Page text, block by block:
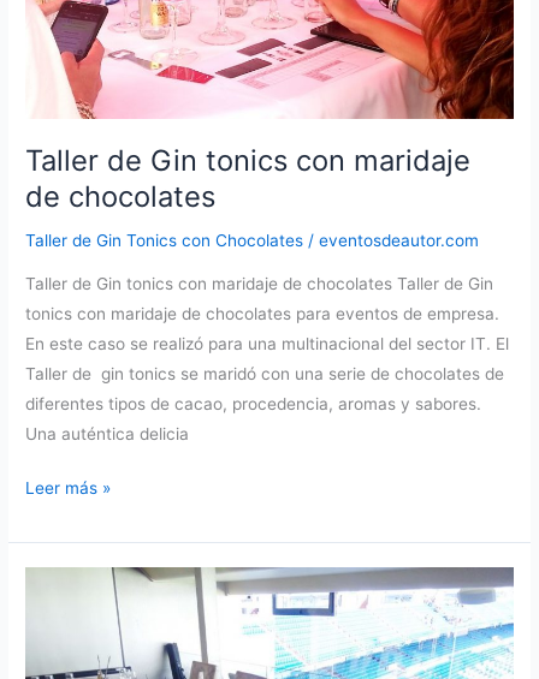
Taller de Gin tonics con maridaje
de chocolates
Taller de Gin Tonics con Chocolates /eventosdeautor.com
Taller de Gin tonics con maridaje de chocolates Taller de Gin
tonics con maridaje de chocolates para eventos de empresa.
En este caso se realizó para una multinacional del sector IT. El
Taller de gin tonics se maridó con una serie de chocolates de
diferentes tipos de cacao, procedencia, aromas y sabores.
Una auténtica delicia
Taller
Gin
Leer más »